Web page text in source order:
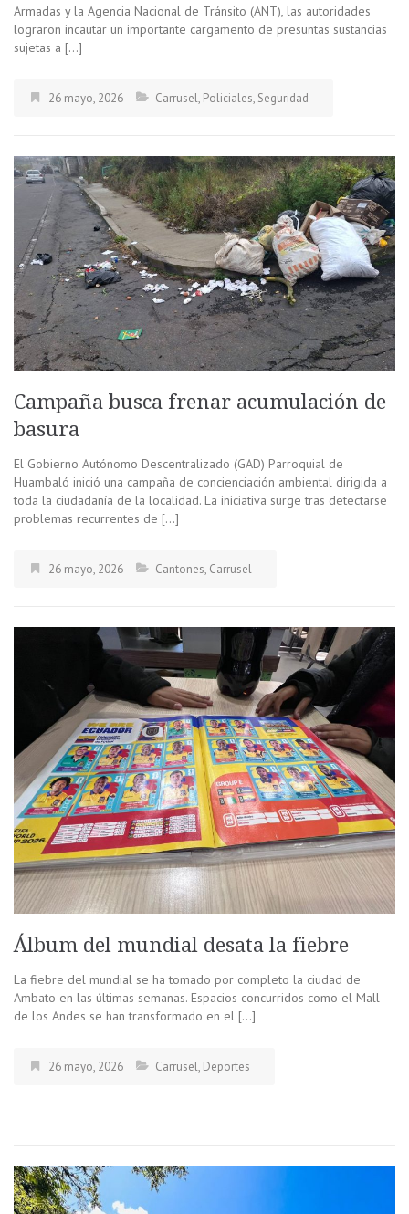
Armadas y la Agencia Nacional de Tránsito (ANT), las autoridades
lograron incautar un importante cargamento de presuntas sustancias
sujetas a […]
26 mayo, 2026 Carrusel, Policiales, Seguridad
Campaña busca frenar acumulación de
basura
El Gobierno Autónomo Descentralizado (GAD) Parroquial de
Huambaló inició una campaña de concienciación ambiental dirigida a
toda la ciudadanía de la localidad. La iniciativa surge tras detectarse
problemas recurrentes de […]
26 mayo, 2026 Cantones, Carrusel
Álbum del mundial desata la fiebre
La fiebre del mundial se ha tomado por completo la ciudad de
Ambato en las últimas semanas. Espacios concurridos como el Mall
de los Andes se han transformado en el […]
26 mayo, 2026 Carrusel, Deportes